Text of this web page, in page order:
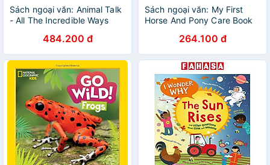
Sách ngoại văn: Animal Talk
- All The Incredible Ways
484.200 đ
Sách ngoại văn: My First
Horse And Pony Care Book
264.100 đ